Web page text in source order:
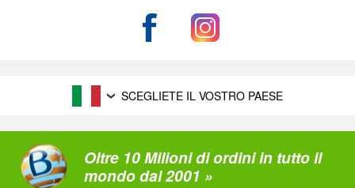
SCEGLIETE IL VOSTRO PAESE
Oltre 10 Milioni di ordini in tutto il
mondo dal 2001 »